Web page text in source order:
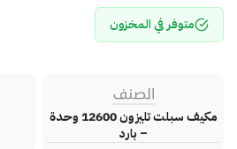
متوفر في المخزون
الصنف
مكيف سبلت تليزون 12600 وحدة
– بارد